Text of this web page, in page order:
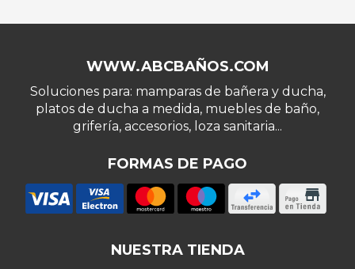
WWW.ABCBAÑOS.COM
Soluciones para: mamparas de bañera y ducha,
platos de ducha a medida, muebles de baño,
grifería, accesorios, loza sanitaria...
FORMAS DE PAGO
NUESTRA TIENDA